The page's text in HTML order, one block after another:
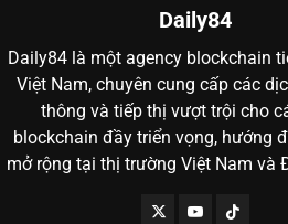
Daily84
Daily84 là một agency blockchain
Việt Nam, chuyên cung cấp các
thông và tiếp thị vượt trội cho
blockchain đầy triển vọng, hướng
mở rộng tại thị trường Việt Nam và